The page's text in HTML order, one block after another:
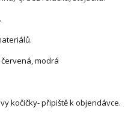
modrá
kočičky- připiště k objendávce.